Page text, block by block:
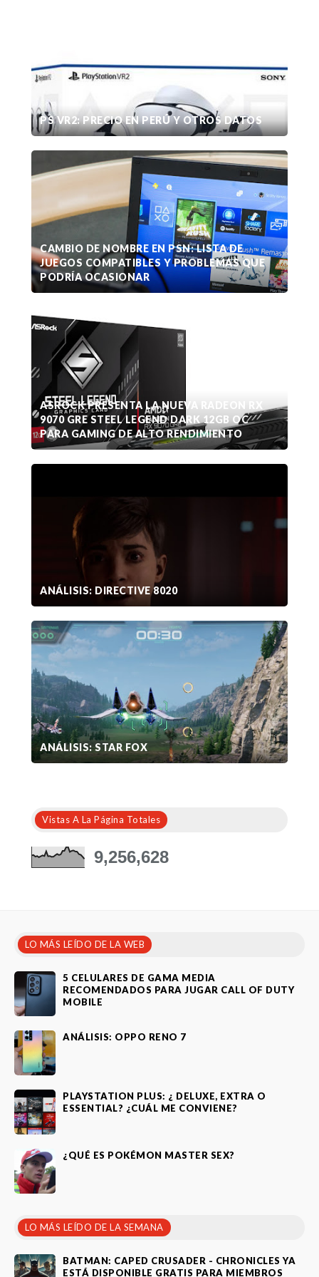
PS VR2: PRECIO EN PERÚ Y OTROS DATOS
CAMBIO DE NOMBRE EN PSN: LISTA DE
JUEGOS COMPATIBLES Y PROBLEMAS QUE
PODRÍA OCASIONAR
ASROCK PRESENTA LA NUEVA RADEON RX
9070 GRE STEEL LEGEND DARK 12GB OC
PARA GAMING DE ALTO RENDIMIENTO
ANÁLISIS: DIRECTIVE 8020
ANÁLISIS: STAR FOX
Vistas A La Página Totales
9,256,628
LO MÁS LEÍDO DE LA WEB
5 CELULARES DE GAMA MEDIA
RECOMENDADOS PARA JUGAR CALL OF DUTY
MOBILE
ANÁLISIS: OPPO RENO 7
PLAYSTATION PLUS: ¿ DELUXE, EXTRA O
ESSENTIAL? ¿CUÁL ME CONVIENE?
¿QUÉ ES POKÉMON MASTER SEX?
LO MÁS LEÍDO DE LA SEMANA
BATMAN: CAPED CRUSADER - CHRONICLES YA
ESTÁ DISPONIBLE GRATIS PARA MIEMBROS